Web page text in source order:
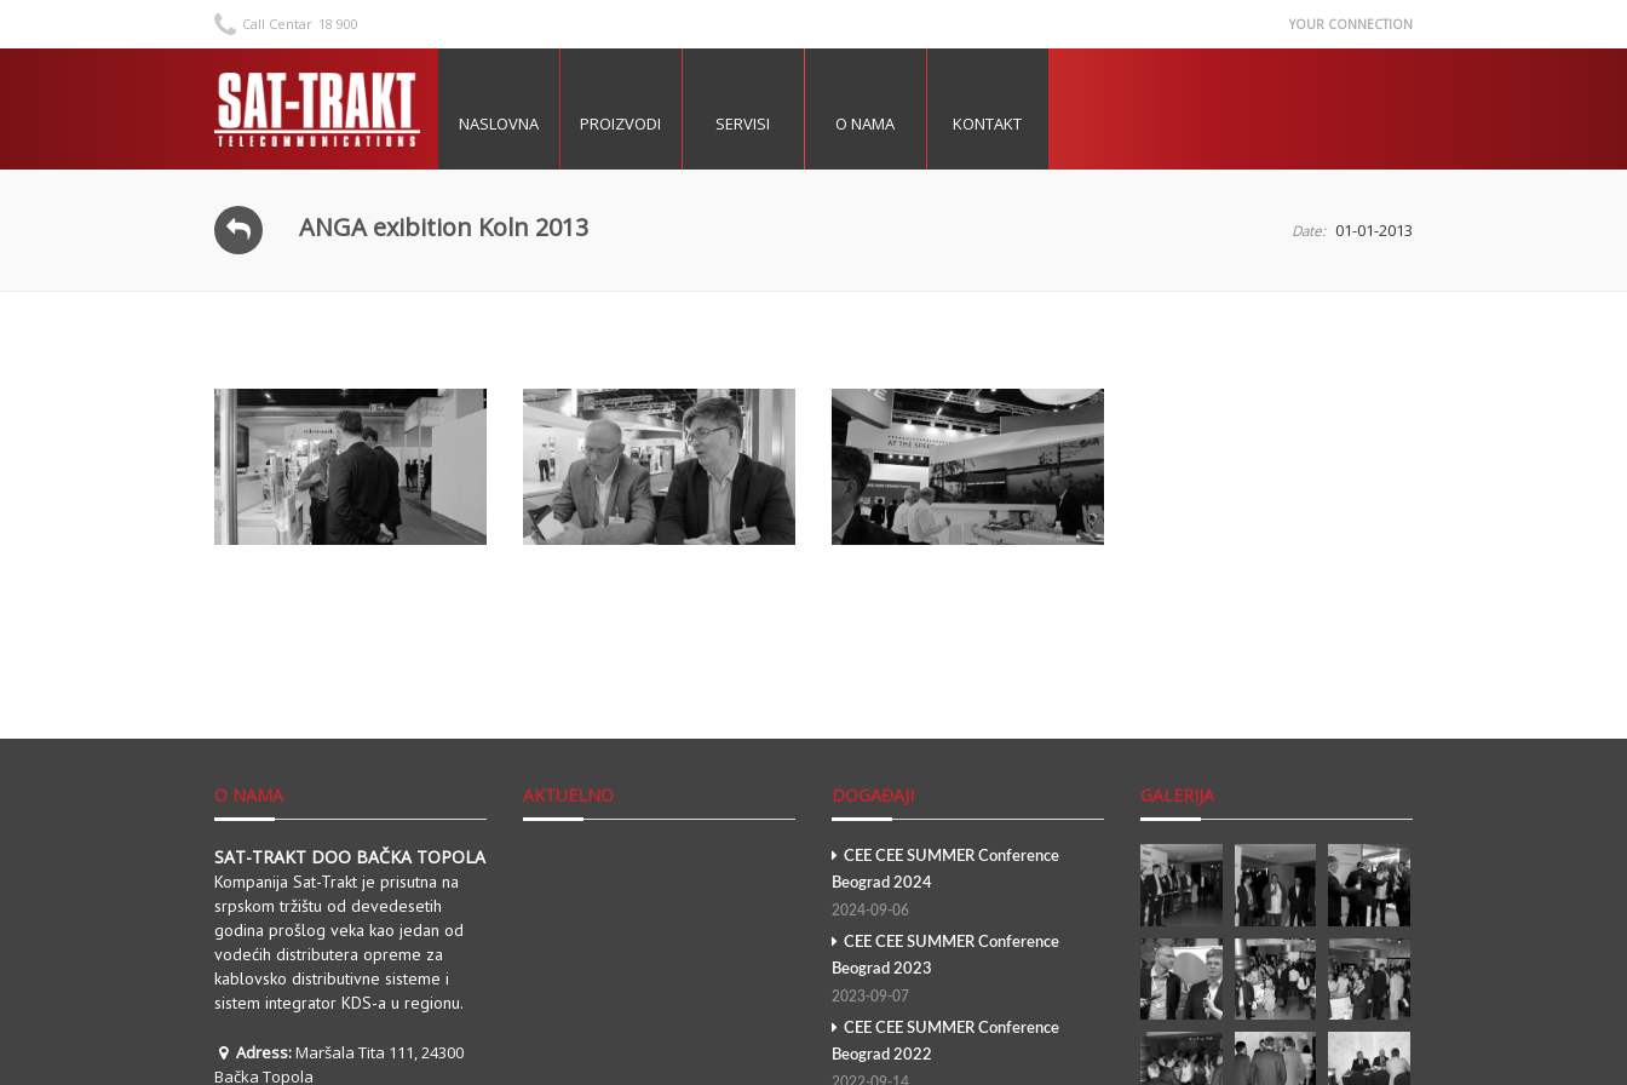
Call Centar 18 900 YOUR CONNECTION
NASLOVNA PROIZVODI SERVISI O NAMA KONTAKT
ANGA exibition Koln 2013 Date: 01-01-2013
O NAMA
SAT-TRAKT DOO BAČKA TOPOLA
Kompanija Sat-Trakt je prisutna na
srpskom tržištu od devedesetih
godina prošlog veka kao jedan od
vodećih distributera opreme za
kablovsko distributivne sisteme i
sistem integrator KDS-a u regionu.
Adress:Maršala Tita 111, 24300
Bačka Topola
AKTUELNO DOGAĐAJI
CEE CEE SUMMER Conference
Beograd 2024
2024-09-06
CEE CEE SUMMER Conference
Beograd 2023
2023-09-07
CEE CEE SUMMER Conference
Beograd 2022
GALERIJA